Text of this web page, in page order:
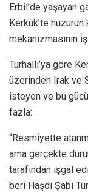
Erbil’de yaşayan
Kerkük’te huzurun
mekanizmasının
Turhallı’ya göre
üzerinden Irak ve
isteyen ve bu
fazla:
“Resmiyette
ama gerçekte
tarafından işgal
beri Haşdi Şabi